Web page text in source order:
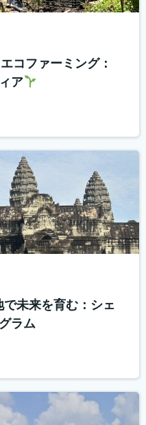
コファーミング：
ア
未来を育む：シェ
ラム